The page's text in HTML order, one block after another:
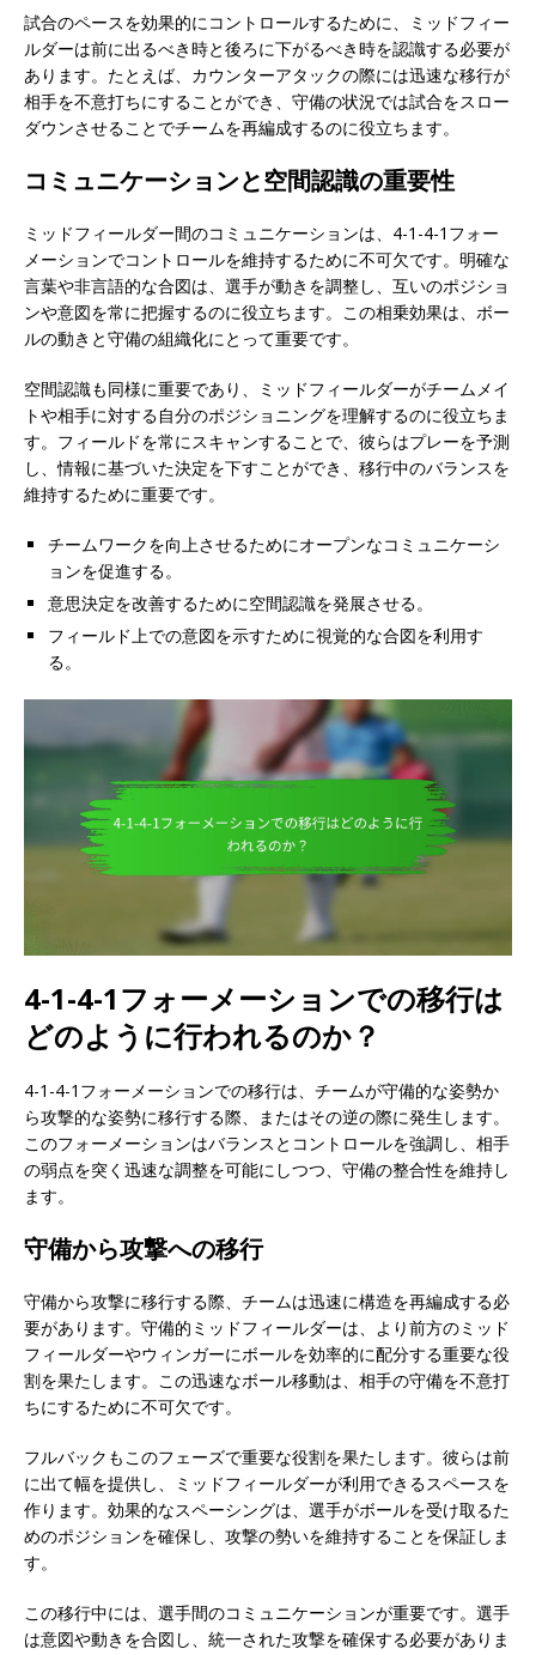
試合のペースを効果的にコントロールするために、ミッドフィー
ルダーは前に出るべき時と後ろに下がるべき時を認識する必要が
あります。たとえば、カウンターアタックの際には迅速な移行が
相手を不意打ちにすることができ、守備の状況では試合をスロー
ダウンさせることでチームを再編成するのに役立ちます。
コミュニケーションと空間認識の重要性
ミッドフィールダー間のコミュニケーションは、4-1-4-1フォー
メーションでコントロールを維持するために不可欠です。明確な
言葉や非言語的な合図は、選手が動きを調整し、互いのポジショ
ンや意図を常に把握するのに役立ちます。この相乗効果は、ボー
ルの動きと守備の組織化にとって重要です。
空間認識も同様に重要であり、ミッドフィールダーがチームメイ
トや相手に対する自分のポジショニングを理解するのに役立ちま
す。フィールドを常にスキャンすることで、彼らはプレーを予測
し、情報に基づいた決定を下すことができ、移行中のバランスを
維持するために重要です。
チームワークを向上させるためにオープンなコミュニケーシ
ョンを促進する。
意思決定を改善するために空間認識を発展させる。
フィールド上での意図を示すために視覚的な合図を利用す
る。
4-1-4-1フォーメーションでの移行は
どのように行われるのか？
4-1-4-1フォーメーションでの移行は、チームが守備的な姿勢か
ら攻撃的な姿勢に移行する際、またはその逆の際に発生します。
このフォーメーションはバランスとコントロールを強調し、相手
の弱点を突く迅速な調整を可能にしつつ、守備の整合性を維持し
ます。
守備から攻撃への移行
守備から攻撃に移行する際、チームは迅速に構造を再編成する必
要があります。守備的ミッドフィールダーは、より前方のミッド
フィールダーやウィンガーにボールを効率的に配分する重要な役
割を果たします。この迅速なボール移動は、相手の守備を不意打
ちにするために不可欠です。
フルバックもこのフェーズで重要な役割を果たします。彼らは前
に出て幅を提供し、ミッドフィールダーが利用できるスペースを
作ります。効果的なスペーシングは、選手がボールを受け取るた
めのポジションを確保し、攻撃の勢いを維持することを保証しま
す。
この移行中には、選手間のコミュニケーションが重要です。選手
は意図や動きを合図し、統一された攻撃を確保する必要がありま